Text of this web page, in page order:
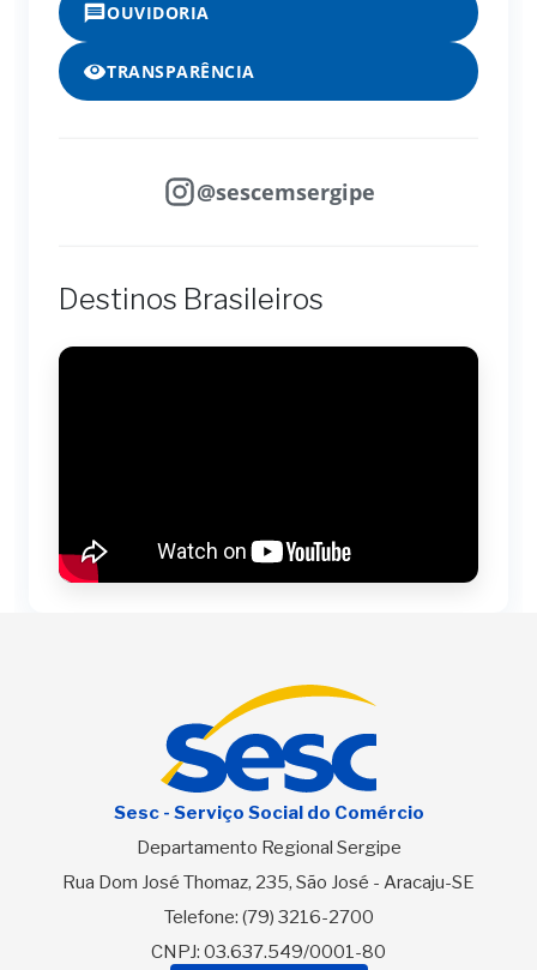
OUVIDORIA
TRANSPARÊNCIA
@sescemsergipe
Destinos Brasileiros
Sesc - Serviço Social do Comércio
Departamento Regional Sergipe
Rua Dom José Thomaz, 235, São José - Aracaju-SE
Telefone: (79) 3216-2700
CNPJ: 03.637.549/0001-80